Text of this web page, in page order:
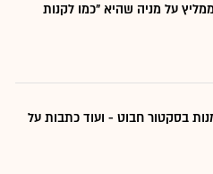
על מניה שהיא "כמו לקנות
בסקטור חבוט - ועוד כתבות על